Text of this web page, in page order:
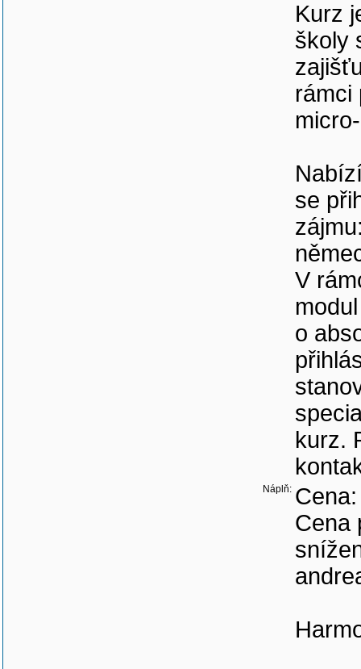
Kurz
školy
rámci
se
V
o
kurz.
Náplň:
Cena